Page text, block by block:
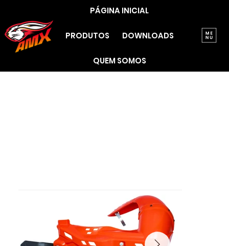
PÁGINA INICIAL
PRODUTOS DOWNLOADS
QUEM SOMOS